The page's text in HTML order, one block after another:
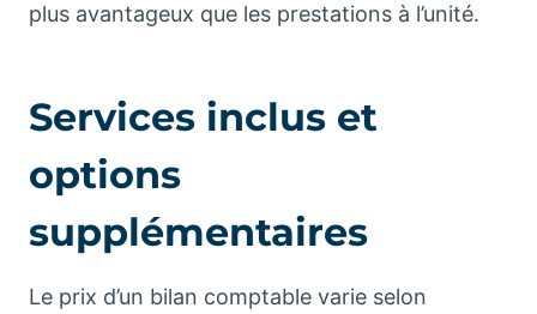
plus avantageux que les prestations à l’unité.
Services inclus et
options
supplémentaires
Le prix d’un bilan comptable varie selon